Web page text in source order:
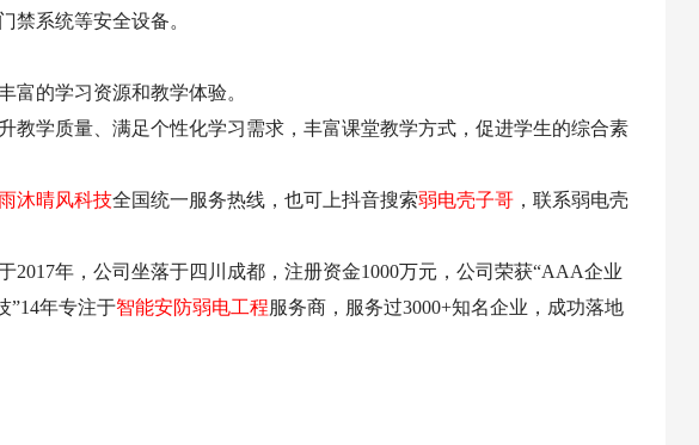
禁系统等安全设备。
富的学习资源和教学体验。
教学质量、满足个性化学习需求，丰富课堂教学方式，促进学生的综合素
沐晴风科技全国统一服务热线，也可上抖音搜索弱电壳子哥 ，联系弱电壳
2017年，公司坐落于四川成都，注册资金1000万元，公司荣获“AAA企业
”14年专注于智能安防弱电工程服务商，服务过3000+知名企业，成功落地